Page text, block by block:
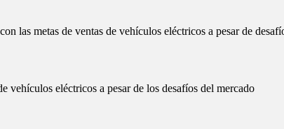
vehículos eléctricos a pesar de los desafíos del mercado